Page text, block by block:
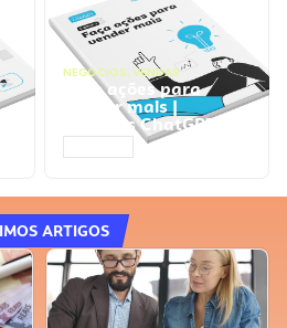
NEGÓCIOS, VENDAS
Faça ações para
vender mais |
Prompts ChatGPT
ARTIGOS